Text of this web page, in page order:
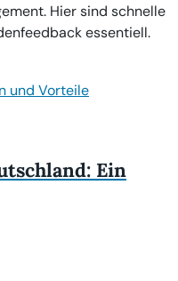
Hier sind schnelle
essentiell.
Ein